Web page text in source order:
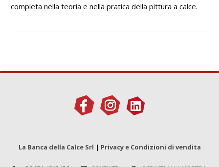
completa nella teoria e nella pratica della pittura a calce.
La Banca della Calce Srl | Privacy e Condizioni di vendita